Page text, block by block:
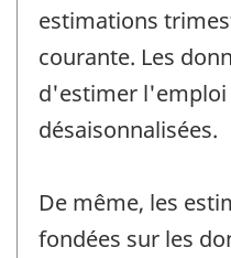
estimations
courante. Les
d'estimer l'emploi
désaisonnalisées.
De même, les
fondées sur les